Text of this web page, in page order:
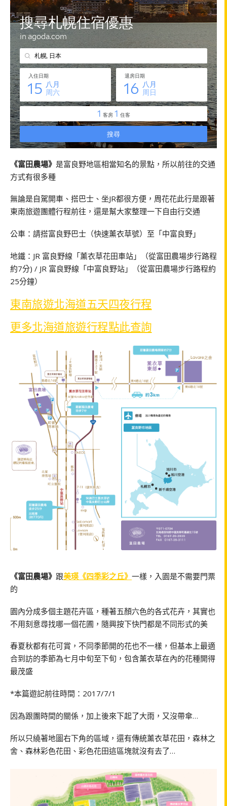
《富田農場》 是富良野地區相當知名的景點，所以前往的交通
方式有很多種
無論是自駕開車、搭巴士、坐JR都很方便，周花花此行是跟著
東南旅遊團體行程前往，還是幫大家整理一下自由行交通
公車：請搭富良野巴士（快速薰衣草號）至「中富良野」
地鐵：JR 富良野線「薰衣草花田車站」（從富田農場步行路程
約7分) / JR 富良野線「中富良野站」（從富田農場步行路程約
25分鐘）
東南旅遊北海道五天四夜行程
更多北海道旅遊行程點此查詢
《富田農場》 跟美瑛《四季彩之丘》 一樣，入園是不需要門票
的
園內分成多個主題花卉區，種著五顏六色的各式花卉，其實也
不用刻意尋找哪一個花圃，隨興按下快門都是不同形式的美
春夏秋都有花可賞，不同季節開的花也不一樣，但基本上最適
合到訪的季節為七月中旬至下旬，包含薰衣草在內的花種開得
最茂盛
*本篇遊記前往時間：2017/7/1
因為跟團時間的關係，加上後來下起了大雨，又沒帶傘…
所以只繞著地圖右下角的區域，還有傳統薰衣草花田，森林之
舍、森林彩色花田、彩色花田這區塊就沒有去了…